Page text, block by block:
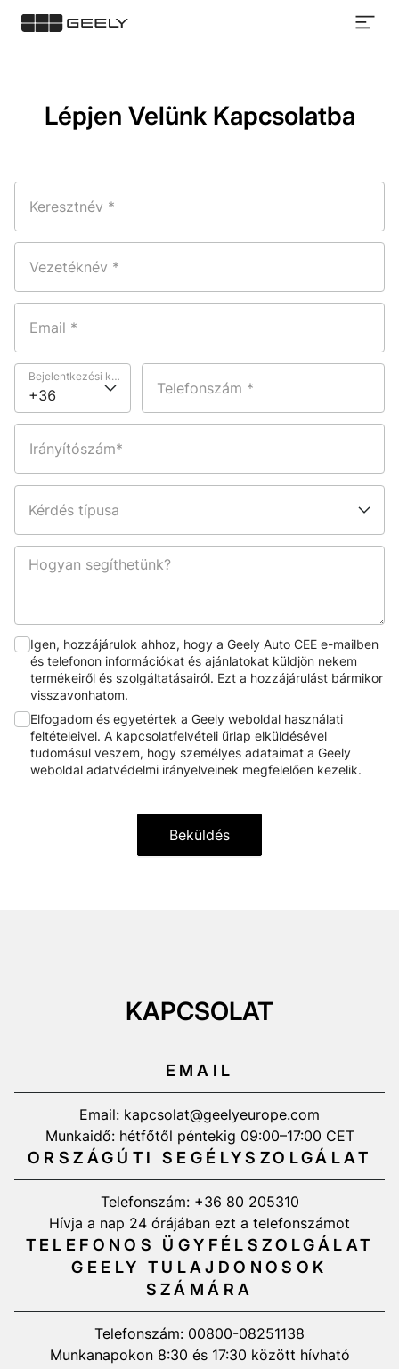
Lépjen Velünk Kapcsolatba
Keresztnév *
Vezetéknév *
Email *
+36
Bejelentkezési kód *
Telefonszám *
Irányítószám*
Kérdés típusa
Hogyan segíthetünk?
Igen, hozzájárulok ahhoz, hogy a Geely Auto CEE e-mailben
és telefonon információkat és ajánlatokat küldjön nekem
termékeiről és szolgáltatásairól. Ezt a hozzájárulást bármikor
visszavonhatom.
Elfogadom és egyetértek a Geely weboldal használati
feltételeivel. A kapcsolatfelvételi űrlap elküldésével
tudomásul veszem, hogy személyes adataimat a Geely
weboldal adatvédelmi irányelveinek megfelelően kezelik.
Beküldés
KAPCSOLAT
EMAIL
Email: kapcsolat@geelyeurope.com
Munkaidő: hétfőtől péntekig 09:00–17:00 CET
ORSZÁGÚTI SEGÉLYSZOLGÁLAT
Telefonszám: +36 80 205310
Hívja a nap 24 órájában ezt a telefonszámot
TELEFONOS ÜGYFÉLSZOLGÁLAT
GEELY TULAJDONOSOK
SZÁMÁRA
Telefonszám: 00800-08251138
Munkanapokon 8:30 és 17:30 között hívható